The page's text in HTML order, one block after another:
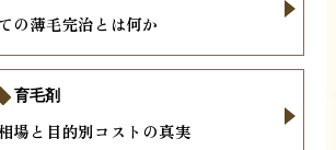
の薄毛完治とは何か
場と目的別コストの真実
育毛剤